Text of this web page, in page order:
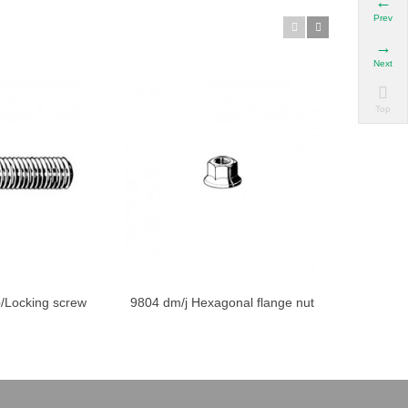
to cart
Locking screw
Add to cart
9804 dm/j Hexagonal flange nut
Prev
Next
Top